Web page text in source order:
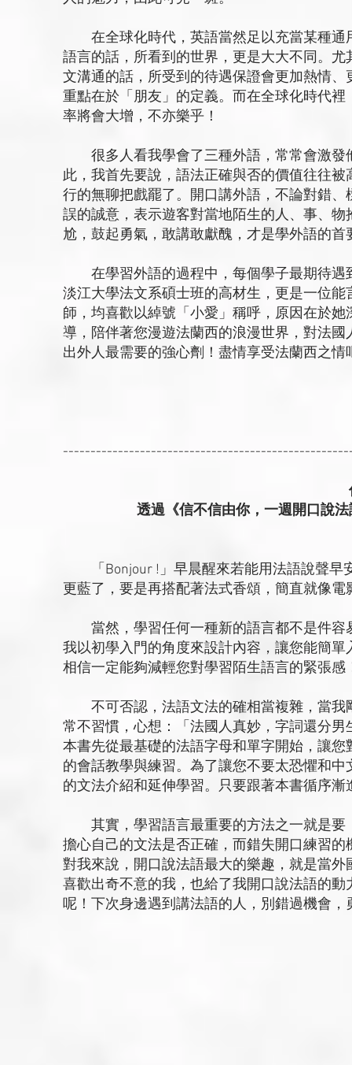
在全球化時代，英語當然足以充當某種通
語言的話，所看到的世界，更是大大不同。
文溝通的話，所受到的待遇保證會更加熱情
重點在於「朋友」的定義。而在全球化時代
率將會大增，不亦樂乎！
很多人看我學會了三種外語，常常會激發
此，我首先要說，語法正確與否的價值往往
行的無聊把戲罷了。開口講外語，不論對錯
誤的誠意，表示遊客對當地陌生的人、事、
尬，鼓起勇氣，敢講敢獻醜，才是學外語的首
在學習外語的過程中，每個學子最期待遇
淡江大學法文系碩士班的高材生，更是一位
師，均喜歡以綽號「小愛」稱呼，原因在於
導，陪伴著您漫遊法蘭西的浪漫世界，對法
出外人最需要的強心劑！盡情享受法蘭西之情
透過《信不信由你，一週開口說
「Bonjour !」早晨醒來若能用法語說聲早
更藍了，要是再搭配著法式香頌，簡直就像
當然，學習任何一種新的語言都不是件容
我以初學入門的角度來設計內容，讓您能簡
相信一定能夠減輕您對學習陌生語言的緊張感
不可否認，法語文法的確相當複雜，當我
常不習慣，心想：「法國人真妙，字詞還分
本書先從最基礎的法語字母和單字開始，讓
的會話教學與練習。為了讓您不要太恐懼和
的文法介紹和延伸學習。只要跟著本書循序
其實，學習語言最重要的方法之一就是要
擔心自己的文法是否正確，而錯失開口練習
對我來說，開口說法語最大的樂趣，就是當
喜歡出奇不意的我，也給了我開口說法語的
呢！下次身邊遇到講法語的人，別錯過機會